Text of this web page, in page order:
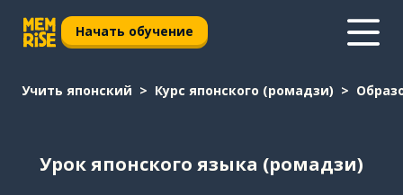
Начать обучение
Учить японский Курс японского (ромадзи)
Урок японского языка (ромадзи)